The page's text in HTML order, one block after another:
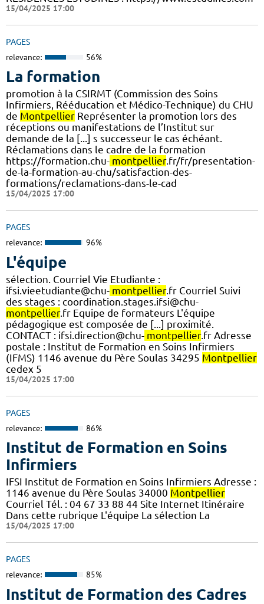
15/04/2025 17:00
PAGES
relevance: 56%
La formation
promotion à la CSIRMT (Commission des Soins
Infirmiers, Rééducation et Médico-Technique) du CHU
de Montpellier Représenter la promotion lors des
réceptions ou manifestations de l’Institut sur
demande de la [...] s successeur le cas échéant.
Réclamations dans le cadre de la formation
https://formation.chu- montpellier.fr/fr/presentation-
de-la-formation-au-chu/satisfaction-des-
formations/reclamations-dans-le-cad
15/04/2025 17:00
PAGES
relevance: 96%
L'équipe
sélection. Courriel Vie Etudiante :
ifsi.vieetudiante@chu- montpellier.fr Courriel Suivi
des stages : coordination.stages.ifsi@chu-
montpellier.fr Equipe de formateurs L'équipe
pédagogique est composée de [...] proximité.
CONTACT : ifsi.direction@chu- montpellier.fr Adresse
postale : Institut de Formation en Soins Infirmiers
(IFMS) 1146 avenue du Père Soulas 34295 Montpellier
cedex 5
15/04/2025 17:00
PAGES
relevance: 86%
Institut de Formation en Soins
Infirmiers
IFSI Institut de Formation en Soins Infirmiers Adresse :
1146 avenue du Père Soulas 34000 Montpellier
Courriel Tél. : 04 67 33 88 44 Site Internet Itinéraire
Dans cette rubrique L'équipe La sélection La
15/04/2025 17:00
PAGES
relevance: 85%
Institut de Formation des Cadres